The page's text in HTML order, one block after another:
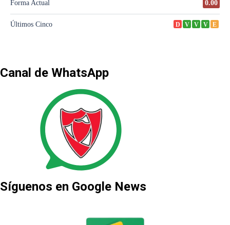
Canal de WhatsApp
Síguenos en Google News